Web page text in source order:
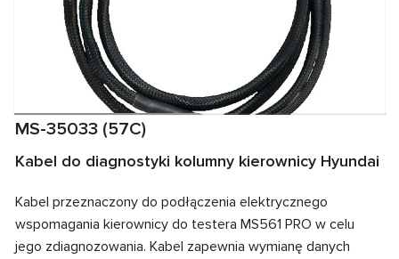
MS-35033 (57C)
Kabel do diagnostyki kolumny kierownicy Hyundai
Kabel przeznaczony do podłączenia elektrycznego
wspomagania kierownicy do testera MS561 PRO w celu
jego zdiagnozowania. Kabel zapewnia wymianę danych